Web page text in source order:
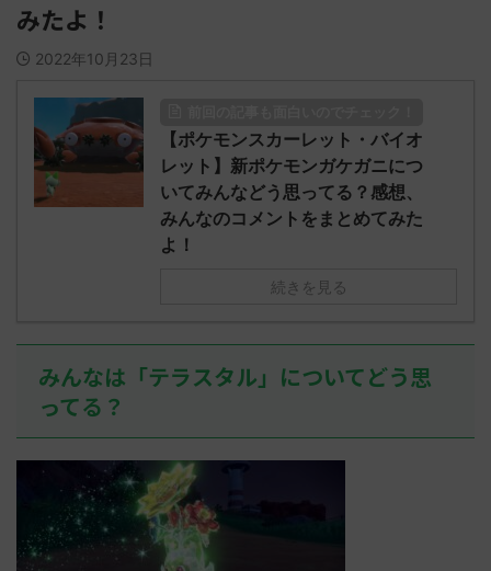
みたよ！
2022年10月23日
【ポケモンスカーレット・バイオ
レット】新ポケモンガケガニにつ
いてみんなどう思ってる？感想、
みんなのコメントをまとめてみた
よ！
続きを見る
みんなは「テラスタル」についてどう思
ってる？